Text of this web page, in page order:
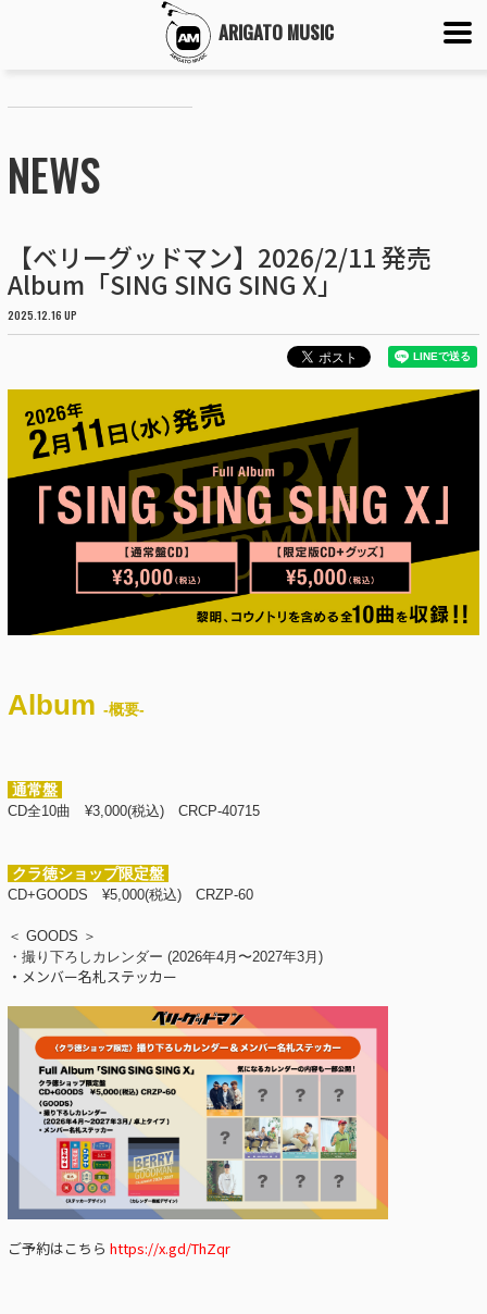
ARIGATO MUSIC
NEWS
【ベリーグッドマン】2026/2/11 発売
Album「SING SING SING X」
2025.12.16 UP
Album -概要-
通常盤
CD全10曲 ¥3,000(税込) CRCP-40715
クラ徳ショップ限定盤
CD+GOODS ¥5,000(税込) CRZP-60
＜ GOODS ＞
・撮り下ろしカレンダー (2026年4月〜2027年3月)
・メンバー名札ステッカー
ご予約はこちら https://x.gd/ThZqr